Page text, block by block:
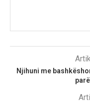
Njihuni me